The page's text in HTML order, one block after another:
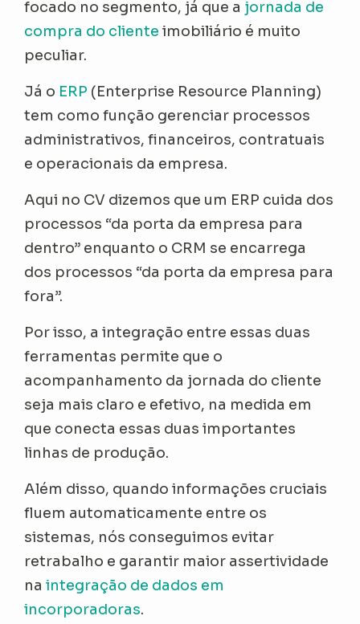
focado no segmento, já que a jornada de
compra do cliente imobiliário é muito
peculiar.
Já o ERP (Enterprise Resource Planning)
tem como função gerenciar processos
administrativos, financeiros, contratuais
e operacionais da empresa.
Aqui no CV dizemos que um ERP cuida dos
processos “da porta da empresa para
dentro” enquanto o CRM se encarrega
dos processos “da porta da empresa para
fora”.
Por isso, a integração entre essas duas
ferramentas permite que o
acompanhamento da jornada do cliente
seja mais claro e efetivo, na medida em
que conecta essas duas importantes
linhas de produção.
Além disso, quando informações cruciais
fluem automaticamente entre os
sistemas, nós conseguimos evitar
retrabalho e garantir maior assertividade
naintegração de dados em
incorporadoras.